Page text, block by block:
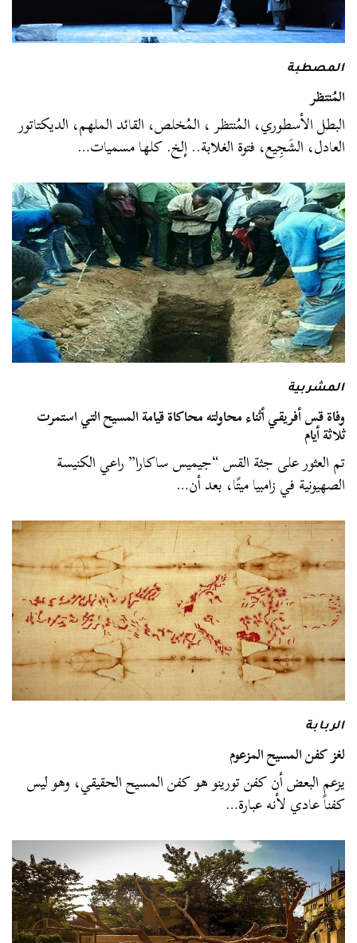
المصطبة
المُنتظر
البطل الأسطوري، المُنتظر ، المُخلص، القائد الملهم، الديكتاتور
العادل، الشَجِيع، فتوة الغلابة.. إلخ. كلها مسميات…
المشربية
وفاة قس أفريقي أثناء محاولته محاكاة قيامة المسيح التي استمرت
ثلاثة أيام
تم العثور على جثة القس “جيميس ساكارا” راعي الكنيسة
الصهيونية في زامبيا ميتًا، بعد أن…
الربابة
لغز كفن المسيح المزعوم
يزعم البعض أن كفن تورينو هو كفن المسيح الحقيقي، وهو ليس
كفناً عادي لأنه عبارة…